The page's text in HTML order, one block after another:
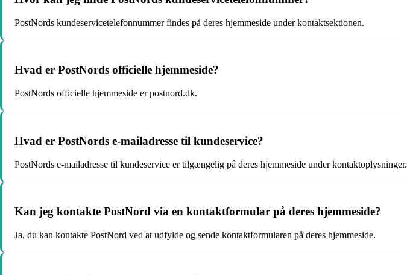
PostNords kundeservicetelefonnummer findes på deres hjemmeside under kontaktsektionen.
Hvad er PostNords officielle hjemmeside?
PostNords officielle hjemmeside er postnord.dk.
Hvad er PostNords e-mailadresse til kundeservice?
PostNords e-mailadresse til kundeservice er tilgængelig på deres hjemmeside under kontaktoplysninger.
Kan jeg kontakte PostNord via en kontaktformular på deres hjemmeside?
Ja, du kan kontakte PostNord ved at udfylde og sende kontaktformularen på deres hjemmeside.